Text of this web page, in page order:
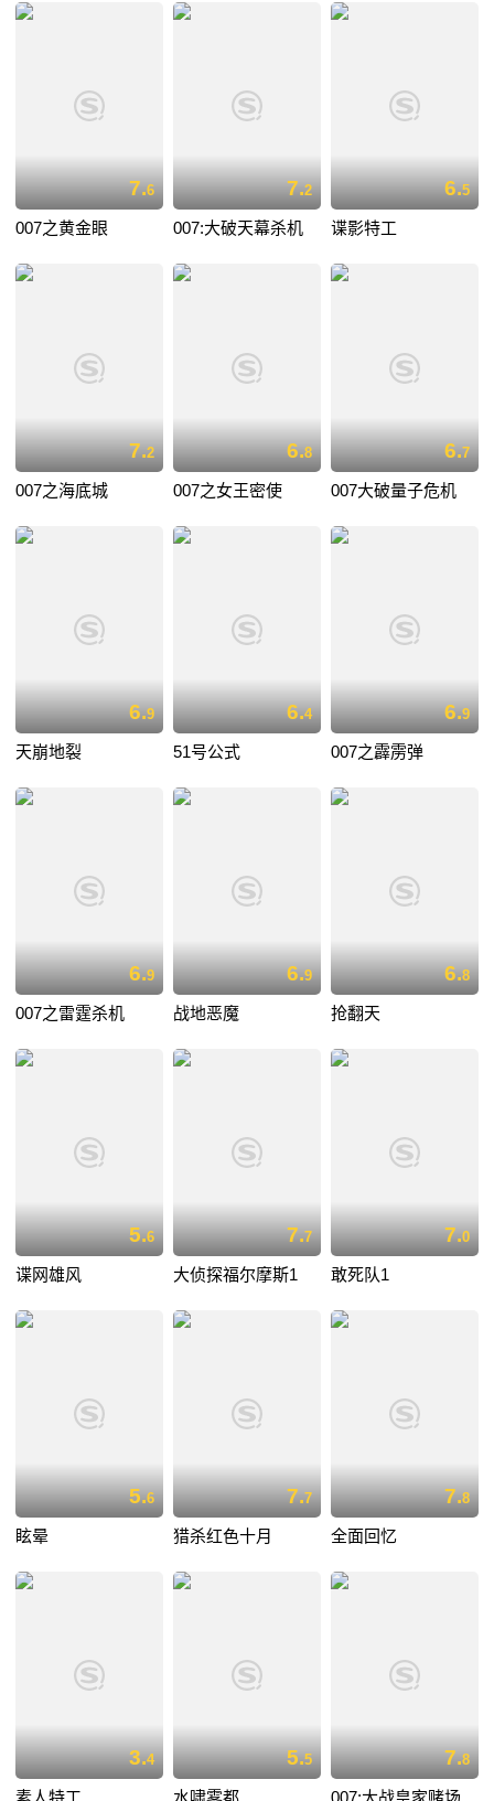
7.6
007之黄金眼
7.2
007:大破天幕杀机
6.5
谍影特工
7.2
007之海底城
6.8
007之女王密使
6.7
007大破量子危机
6.9
天崩地裂
6.4
51号公式
6.9
007之霹雳弹
6.9
007之雷霆杀机
6.9
战地恶魔
6.8
抢翻天
5.6
谍网雄风
7.7
大侦探福尔摩斯1
7.0
敢死队1
5.6
眩晕
7.7
猎杀红色十月
7.8
全面回忆
3.4 5.5 7.8